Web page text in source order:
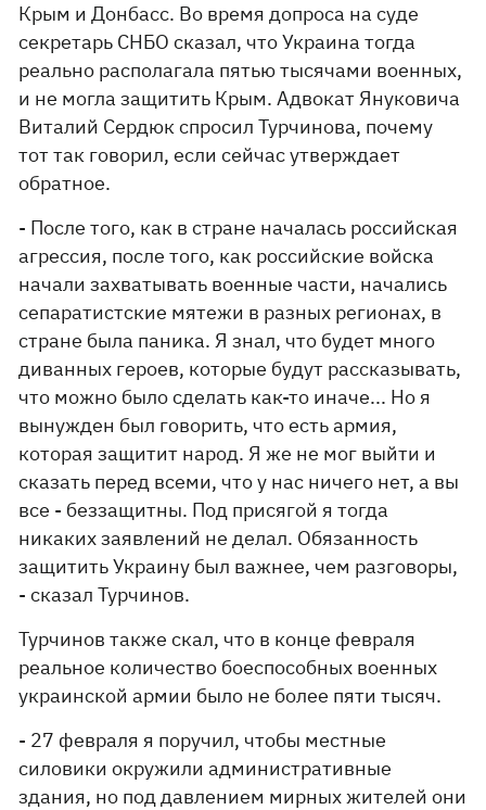
Крым и Донбасс. Во время допроса на суде
секретарь СНБО сказал, что Украина тогда
реально располагала пятью тысячами военных,
и не могла защитить Крым. Адвокат Януковича
Виталий Сердюк спросил Турчинова, почему
тот так говорил, если сейчас утверждает
обратное.
- После того, как в стране началась российская
агрессия, после того, как российские войска
начали захватывать военные части, начались
сепаратистские мятежи в разных регионах, в
стране была паника. Я знал, что будет много
диванных героев, которые будут рассказывать,
что можно было сделать как-то иначе... Но я
вынужден был говорить, что есть армия,
которая защитит народ. Я же не мог выйти и
сказать перед всеми, что у нас ничего нет, а вы
все - беззащитны. Под присягой я тогда
никаких заявлений не делал. Обязанность
защитить Украину был важнее, чем разговоры,
- сказал Турчинов.
Турчинов также скал, что в конце февраля
реальное количество боеспособных военных
украинской армии было не более пяти тысяч.
- 27 февраля я поручил, чтобы местные
силовики окружили административные
здания, но под давлением мирных жителей они